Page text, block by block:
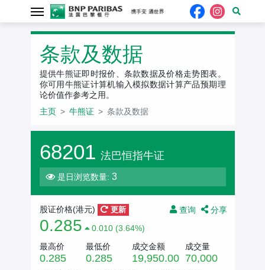
条款及数据
提供牛熊证即时报价、条款数据及价格走势图表。
你可用牛熊证计算机输入模拟数据计算产品预期理
论价值作参考之用。
主页
牛熊证 条款及数据
68201 法巴恒指牛证
是日浏览数量: 3
查询 分享
股证价格(港元) 更新
0.285
0.010 (3.64%)
最高价
0.285
最低价
0.285
成交金额
19,950.00
成交量
70,000